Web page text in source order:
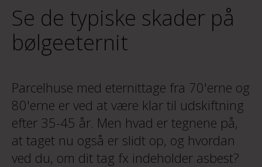
Se de typiske skader på
bølgeeternit
Parcelhuse med eternittage fra 70'erne og
80'erne er ved at være klar til udskiftning
efter 35-45 år. Men hvad er tegnene på,
at taget nu også er slidt op, og hvordan
ved du, om dit tag fx indeholder asbest?